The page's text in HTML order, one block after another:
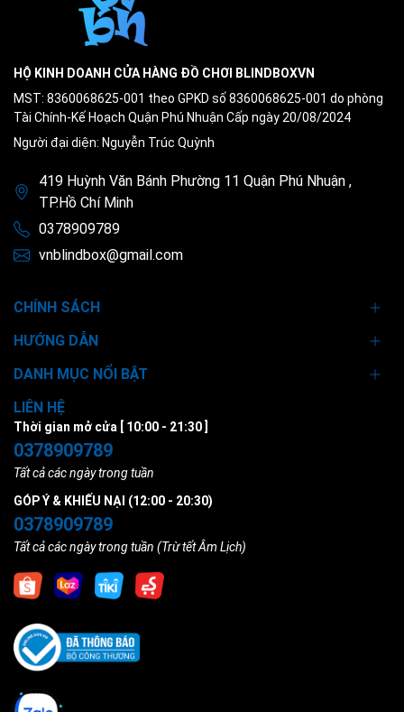
HỘ KINH DOANH CỬA HÀNG ĐỒ CHƠI BLINDBOXVN
MST: 8360068625-001 theo GPKD số 8360068625-001 do phòng
Tài Chính-Kế Hoạch Quận Phú Nhuận Cấp ngày 20/08/2024
Người đại diện: Nguyễn Trúc Quỳnh
419 Huỳnh Văn Bánh Phường 11 Quận Phú Nhuận ,
TP.Hồ Chí Minh
0378909789
vnblindbox@gmail.com
CHÍNH SÁCH
HƯỚNG DẪN
DANH MỤC NỔI BẬT
LIÊN HỆ
Thời gian mở cửa [ 10:00 - 21:30 ]
0378909789
Tất cả các ngày trong tuần
GÓP Ý & KHIẾU NẠI (12:00 - 20:30)
0378909789
Tất cả các ngày trong tuần (Trừ tết Âm Lịch)